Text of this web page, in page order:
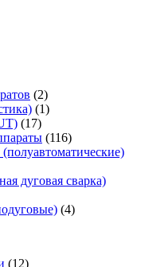
(2)
(1)
(17)
(116)
дуговая сварка)
(4)
(12)